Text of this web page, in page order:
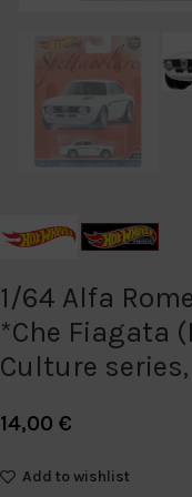
1/64 Alfa
*Che Fiagata
Culture
14,00 €
Add to wishlist